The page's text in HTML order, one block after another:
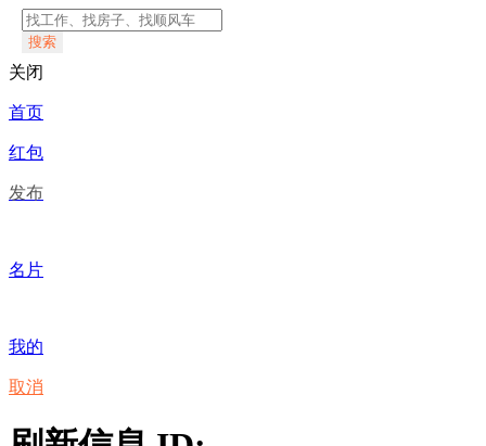
搜索
关闭
首页
红包
发布
名片
我的
取消